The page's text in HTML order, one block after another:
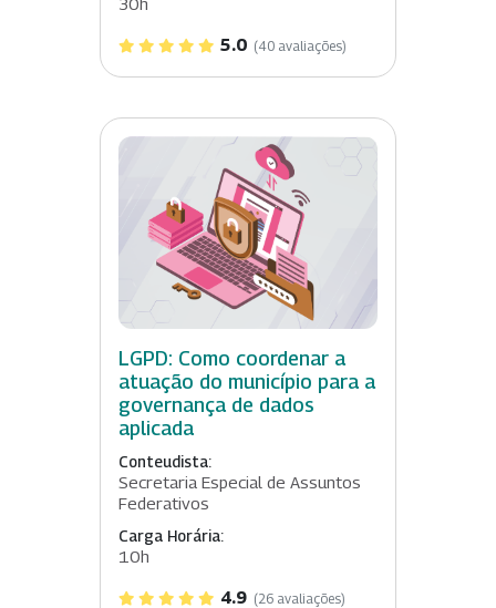
5.0 (40 avaliações)
LGPD: Como coordenar a
atuação do município para a
governança de dados
aplicada
Conteudista:
Secretaria Especial de Assuntos
Federativos
Carga Horária:
10h
4.9 (26 avaliações)